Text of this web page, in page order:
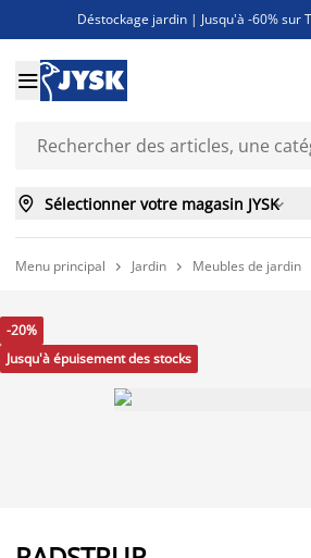
Déstockage jardin | Jusqu'à -60% sur
Jusqu'à -50% sur une sélection
Découvrez les nouveautés de la

 Sélectionner votre magasin JYSK
Menu principal  Jardin  Meubles de jardin
-20%
Jusqu'à épuisement des stocks